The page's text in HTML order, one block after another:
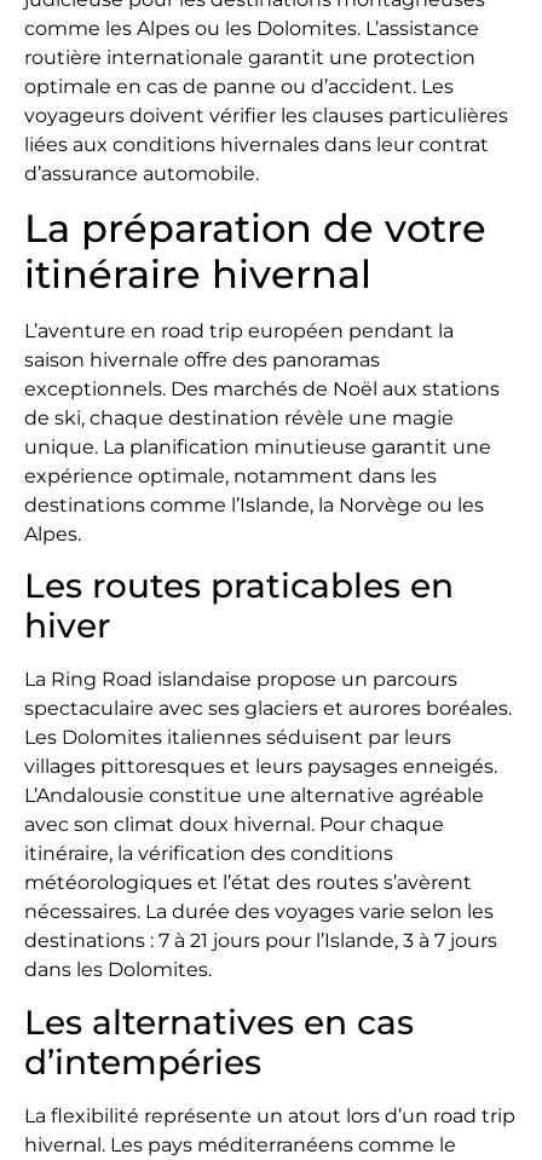
comme les Alpes ou les Dolomites. L’assistance
routière internationale garantit une protection
optimale en cas de panne ou d’accident. Les
voyageurs doivent vérifier les clauses particulières
liées aux conditions hivernales dans leur contrat
d’assurance automobile.
La préparation de votre
itinéraire hivernal
L’aventure en road trip européen pendant la
saison hivernale offre des panoramas
exceptionnels. Des marchés de Noël aux stations
de ski, chaque destination révèle une magie
unique. La planification minutieuse garantit une
expérience optimale, notamment dans les
destinations comme l’Islande, la Norvège ou les
Alpes.
Les routes praticables en
hiver
La Ring Road islandaise propose un parcours
spectaculaire avec ses glaciers et aurores boréales.
Les Dolomites italiennes séduisent par leurs
villages pittoresques et leurs paysages enneigés.
L’Andalousie constitue une alternative agréable
avec son climat doux hivernal. Pour chaque
itinéraire, la vérification des conditions
météorologiques et l’état des routes s’avèrent
nécessaires. La durée des voyages varie selon les
destinations : 7 à 21 jours pour l’Islande, 3 à 7 jours
dans les Dolomites.
Les alternatives en cas
d’intempéries
La flexibilité représente un atout lors d’un road trip
hivernal. Les pays méditerranéens comme le